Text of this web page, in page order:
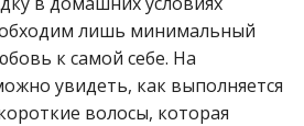
лишь минимальный
к самой себе. На
увидеть, как выполняется
волосы, которая